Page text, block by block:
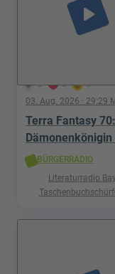
3 0 0
play_arrow
03. Aug. 2026 · 29:29
Terra Fantasy
BÜRGERRADIO
Literaturradio